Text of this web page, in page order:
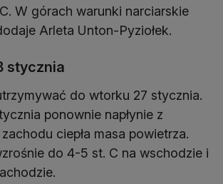
W górach warunki narciarskie
Arleta Unton-Pyziołek.
stycznia
do wtorku 27 stycznia.
ponownie napłynie z
ciepła masa powietrza.
do 4-5 st. C na wschodzie i